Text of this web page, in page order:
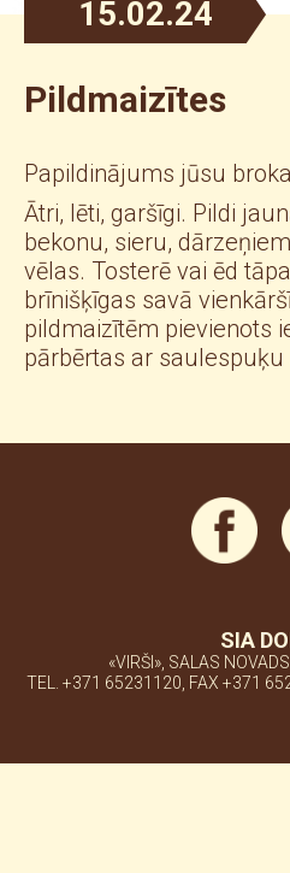
15.02.24
Pildmaizītes
Papildinājums jūsu
Ātri, lēti, garšīgi. Pildi
bekonu, sieru,
vēlas. Tosterē vai ēd
brīnišķīgas savā
pildmaizītēm pievienots
pārbērtas ar saulespuķu
SIA
«VIRŠI», SALAS
TEL. +371 65231120, FAX +371